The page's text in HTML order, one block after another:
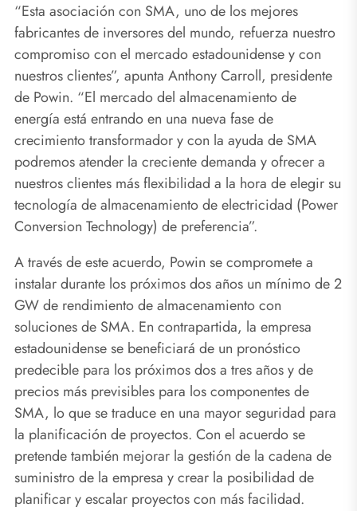
“Esta asociación con SMA, uno de los mejores
fabricantes de inversores del mundo, refuerza nuestro
compromiso con el mercado estadounidense y con
nuestros clientes”, apunta Anthony Carroll, presidente
de Powin. “El mercado del almacenamiento de
energía está entrando en una nueva fase de
crecimiento transformador y con la ayuda de SMA
podremos atender la creciente demanda y ofrecer a
nuestros clientes más flexibilidad a la hora de elegir su
tecnología de almacenamiento de electricidad (Power
Conversion Technology) de preferencia”.
A través de este acuerdo, Powin se compromete a
instalar durante los próximos dos años un mínimo de 2
GW de rendimiento de almacenamiento con
soluciones de SMA. En contrapartida, la empresa
estadounidense se beneficiará de un pronóstico
predecible para los próximos dos a tres años y de
precios más previsibles para los componentes de
SMA, lo que se traduce en una mayor seguridad para
la planificación de proyectos. Con el acuerdo se
pretende también mejorar la gestión de la cadena de
suministro de la empresa y crear la posibilidad de
planificar y escalar proyectos con más facilidad.